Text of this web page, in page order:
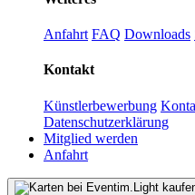
Anfahrt FAQ Downloads
Kontakt
Künstlerbewerbung
Datenschutzerklärung
Mitglied werden
Anfahrt